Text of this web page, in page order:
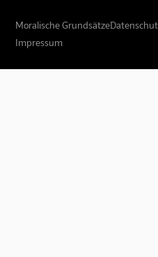
Moralische Grundsätze
Impressum